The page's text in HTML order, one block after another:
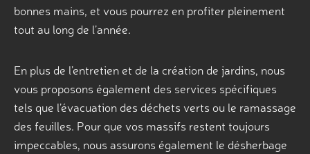
bonnes mains, et vous pourrez en profiter pleinement
tout au long de l’année.
En plus de l’entretien et de la création de jardins, nous
vous proposons également des services spécifiques
tels que l’évacuation des déchets verts ou le ramassage
des feuilles. Pour que vos massifs restent toujours
impeccables, nous assurons également le désherbage